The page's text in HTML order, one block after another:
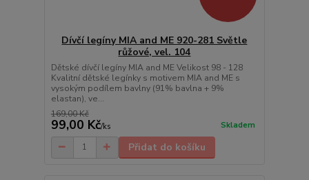
Dívčí legíny MIA and ME 920-281 Světle
růžové, vel. 104
Dětské dívčí legíny MIA and ME Velikost 98 - 128
Kvalitní dětské legínky s motivem MIA and ME s
vysokým podílem bavlny (91% bavlna + 9%
elastan), ve...
169,00 Kč
99,00 Kč/ks Skladem
Přidat do košíku